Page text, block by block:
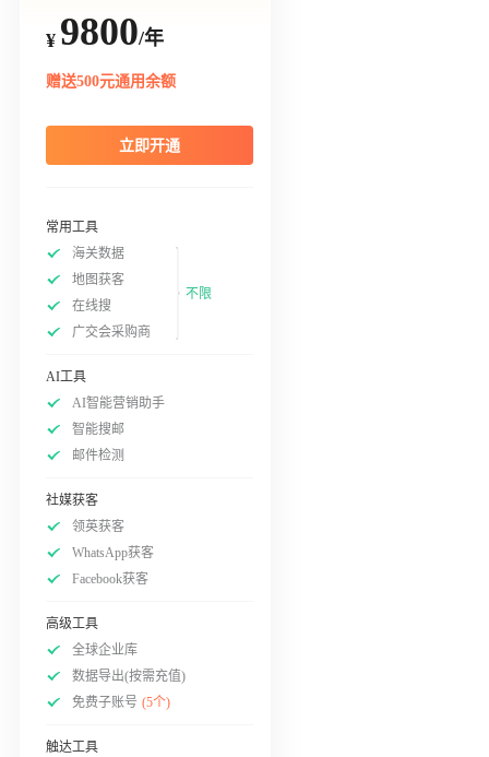
¥ 9800/年
赠送500元通用余额
立即开通
常用工具
海关数据
地图获客
在线搜
广交会采购商
不限
AI工具
AI智能营销助手
智能搜邮
邮件检测
社媒获客
领英获客
WhatsApp获客
Facebook获客
高级工具
全球企业库
数据导出(按需充值)
免费子账号 (5个)
触达工具